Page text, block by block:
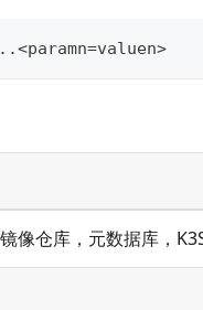
像仓库，元数据库，